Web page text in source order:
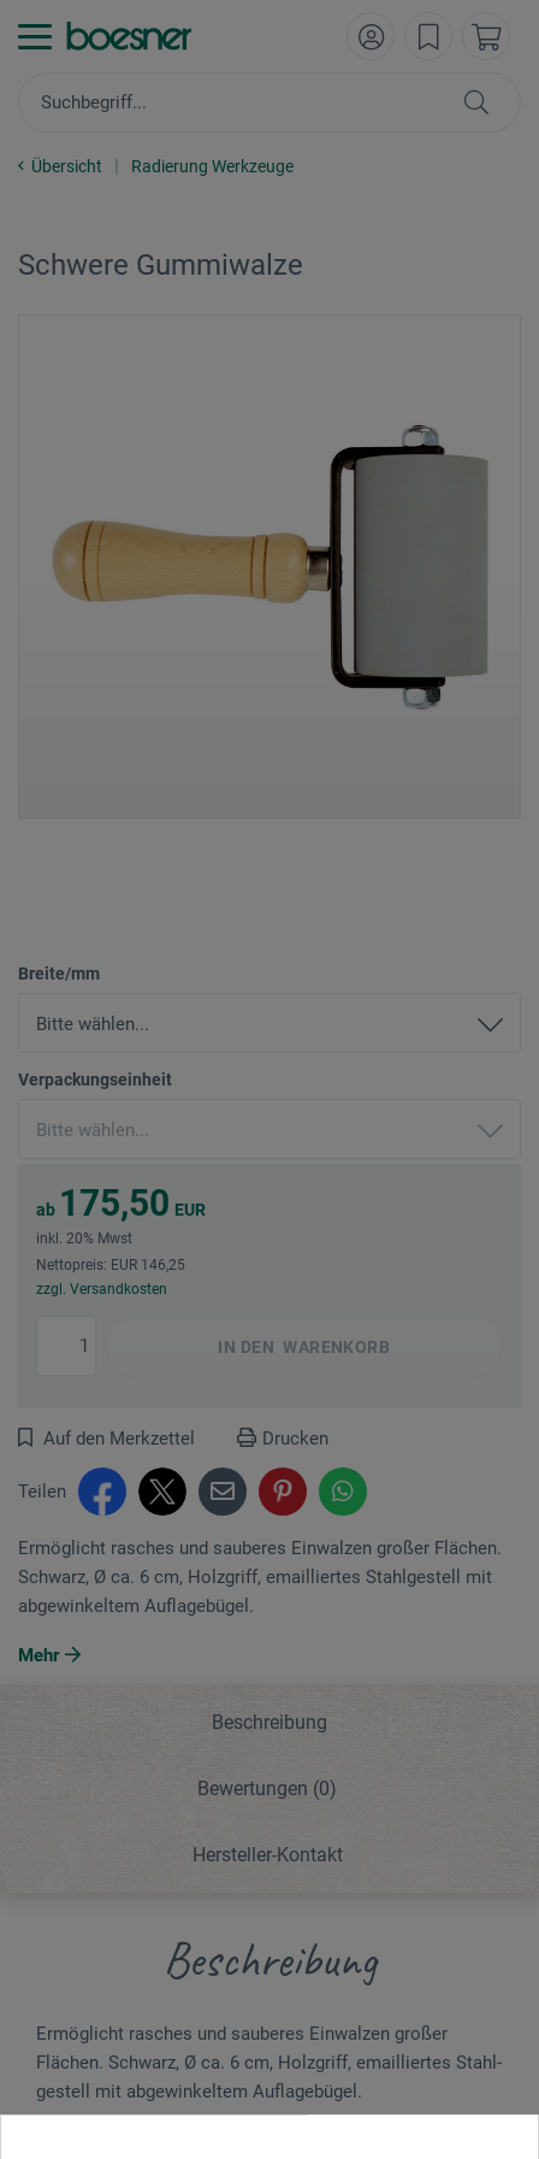
Übersicht Radierung Werkzeuge
Schwere Gummiwalze
Breite/mm
Verpackungseinheit
ab 175,50 EUR
inkl. 20% Mwst
Nettopreis: EUR 146,25
zzgl. Versandkosten
IN DEN WARENKORB
Auf den Merkzettel Drucken
Teilen
Ermöglicht rasches und sauberes Einwalzen großer Flächen.
Schwarz, Ø ca. 6 cm, Holzgriff, emailliertes Stahl­gestell mit
abgewinkeltem Auflage­bügel.
Mehr
Beschreibung
Bewertungen (0)
Hersteller-Kontakt
Beschreibung
Ermöglicht rasches und sauberes Einwalzen großer
Flächen. Schwarz, Ø ca. 6 cm, Holzgriff, emailliertes Stahl­
gestell mit abgewinkeltem Auflage­bügel.